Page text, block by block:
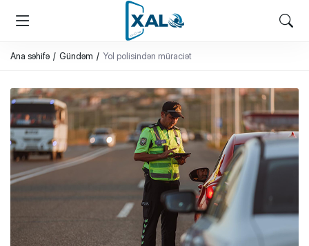
XALQ.ONLINE
ONLAYN PLATFORMA
Ana səhifə Gündəm Yol polisindən müraciət